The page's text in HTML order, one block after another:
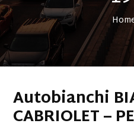
Autobianchi
CABRIOLET –